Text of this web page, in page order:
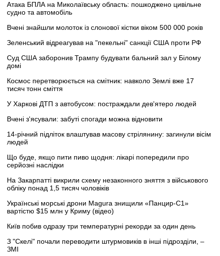
Атака БПЛА на Миколаївську область: пошкоджено цивільне
судно та автомобіль
Вчені знайшли молоток із слонової кістки віком 500 000 років
Зеленський відреагував на "пекельні" санкції США проти РФ
Суд США заборонив Трампу будувати бальний зал у Білому
домі
Космос перетворюється на смітник: навколо Землі вже 17
тисяч тонн сміття
У Харкові ДТП з автобусом: постраждали дев'ятеро людей
Вчені з'ясували: забуті спогади можна відновити
14-річний підліток влаштував масову стрілянину: загинули вісім
людей
Що буде, якщо пити пиво щодня: лікарі попередили про
серйозні наслідки
На Закарпатті викрили схему незаконного зняття з військового
обліку понад 1,5 тисяч чоловіків
Українські морські дрони Magura знищили «Панцир-С1»
вартістю $15 млн у Криму (відео)
Київ побив одразу три температурні рекорди за один день
З "Скелі" почали переводити штурмовиків в інші підрозділи, –
ЗМІ